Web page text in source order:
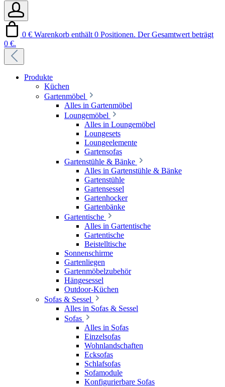
0 € Warenkorb enthält 0 Positionen. Der Gesamtwert beträgt
0 €.
Produkte
Küchen
Gartenmöbel
Alles in Gartenmöbel
Loungemöbel
Alles in Loungemöbel
Loungesets
Loungeelemente
Gartensofas
Gartenstühle & Bänke
Alles in Gartenstühle & Bänke
Gartenstühle
Gartensessel
Gartenhocker
Gartenbänke
Gartentische
Alles in Gartentische
Gartentische
Beistelltische
Sonnenschirme
Gartenliegen
Gartenmöbelzubehör
Hängesessel
Outdoor-Küchen
Sofas & Sessel
Alles in Sofas & Sessel
Sofas
Alles in Sofas
Einzelsofas
Wohnlandschaften
Ecksofas
Schlafsofas
Sofamodule
Konfigurierbare Sofas